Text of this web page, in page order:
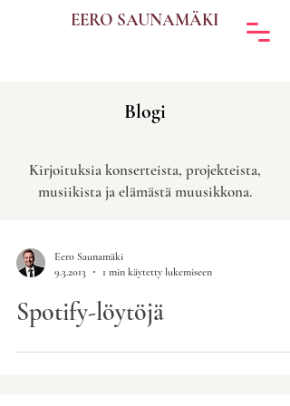
EERO SAUNAMÄKI
Blogi
Kirjoituksia konserteista, projekteista,
musiikista ja elämästä muusikkona.
Eero Saunamäki
9.3.2013
1 min käytetty lukemiseen
Spotify-löytöjä